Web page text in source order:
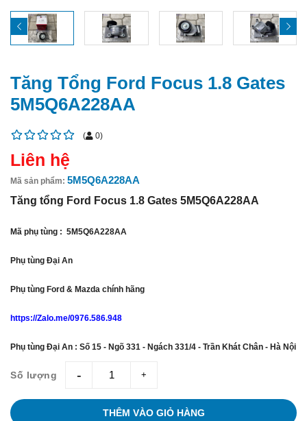
Tăng Tổng Ford Focus 1.8 Gates
5M5Q6A228AA
( 0)
Liên hệ
Mã sản phẩm: 5M5Q6A228AA
Tăng tổng Ford Focus 1.8 Gates 5M5Q6A228AA
Mã phụ tùng : 5M5Q6A228AA
Phụ tùng Đại An
Phụ tùng Ford & Mazda chính hãng
https://Zalo.me/0976.586.948
Phụ tùng Đại An : Số 15 - Ngõ 331 - Ngách 331/4 - Trần Khát Chân - Hà Nội
Số lượng giam tang
THÊM VÀO GIỎ HÀNG